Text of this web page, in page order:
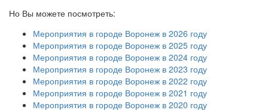
Но Вы можете посмотреть:
Мероприятия в городе Воронеж в 2026 году
Мероприятия в городе Воронеж в 2025 году
Мероприятия в городе Воронеж в 2024 году
Мероприятия в городе Воронеж в 2023 году
Мероприятия в городе Воронеж в 2022 году
Мероприятия в городе Воронеж в 2021 году
Мероприятия в городе Воронеж в 2020 году